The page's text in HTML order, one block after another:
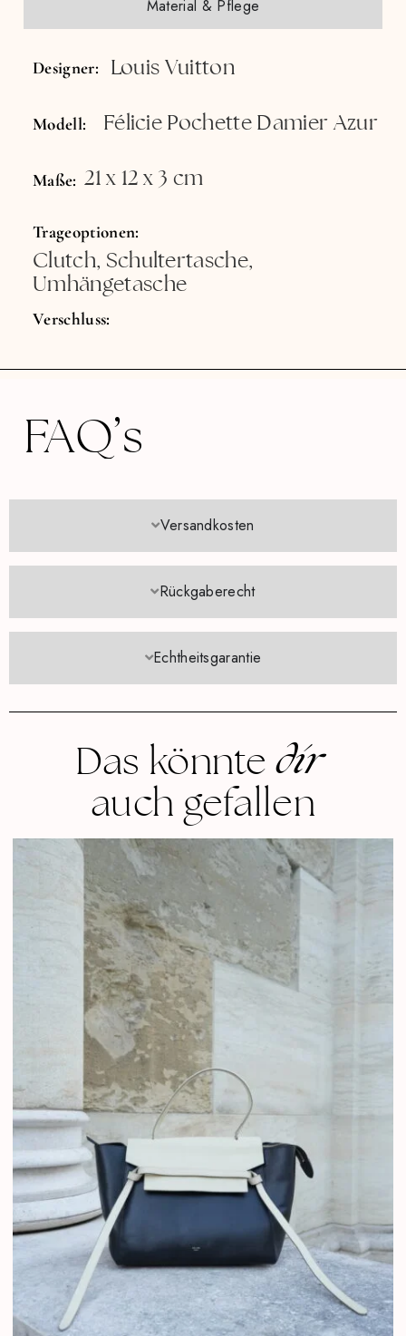
Material & Pflege
Designer: Louis Vuitton
Modell: Félicie Pochette Damier Azur
Maße:21 x 12 x 3 cm
Trageoptionen:
Clutch, Schultertasche,
Umhängetasche
Verschluss:
FAQ’s
Versandkosten
Rückgaberecht
Echtheitsgarantie
Das könntedir
auch gefallen